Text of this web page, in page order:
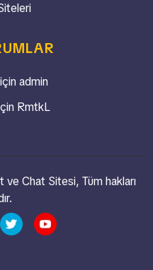
için admin
RmtkL
Chat Sitesi, Tüm hakları